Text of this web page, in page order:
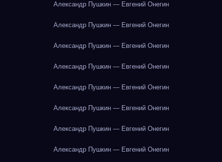
Александр Пушкин — Евгений Онегин
Александр Пушкин — Евгений Онегин
Александр Пушкин — Евгений Онегин
Александр Пушкин — Евгений Онегин
Александр Пушкин — Евгений Онегин
Александр Пушкин — Евгений Онегин
Александр Пушкин — Евгений Онегин
Александр Пушкин — Евгений Онегин